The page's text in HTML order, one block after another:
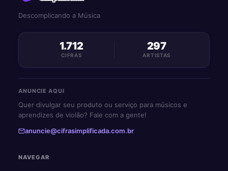
Descomplicando a Música
1.712
CIFRAS
297
ARTISTAS
ANUNCIE AQUI
Quer divulgar seu produto ou serviço para músicos e
aprendizes de violão? Fale com a gente!
anuncie@cifrasimplificada.com.br
NAVEGAR